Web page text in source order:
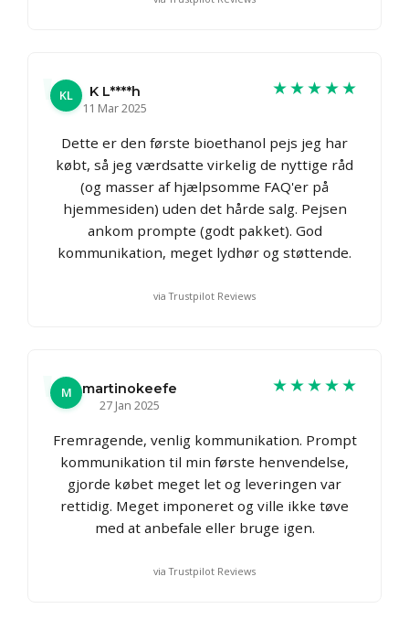
KL
K L****h
11 Mar 2025
★★★★★
Dette er den første bioethanol pejs jeg har
købt, så jeg værdsatte virkelig de nyttige råd
(og masser af hjælpsomme FAQ'er på
hjemmesiden) uden det hårde salg. Pejsen
ankom prompte (godt pakket). God
kommunikation, meget lydhør og støttende.
via Trustpilot Reviews
M
martinokeefe
27 Jan 2025
★★★★★
Fremragende, venlig kommunikation. Prompt
kommunikation til min første henvendelse,
gjorde købet meget let og leveringen var
rettidig. Meget imponeret og ville ikke tøve
med at anbefale eller bruge igen.
via Trustpilot Reviews